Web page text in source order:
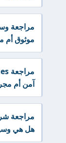
موثوق أم
آمن أم
هل هي